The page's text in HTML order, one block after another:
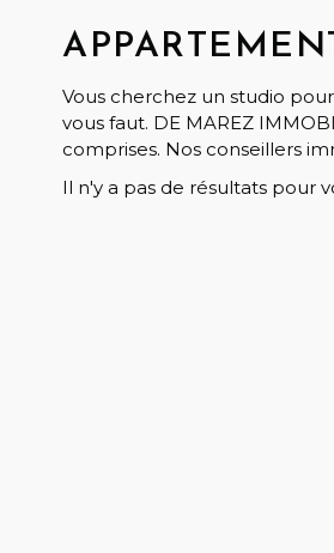
Vous cherchez un studio
vous faut. DE MAREZ
comprises. Nos conseillers
Il n'y a pas de résultats pour